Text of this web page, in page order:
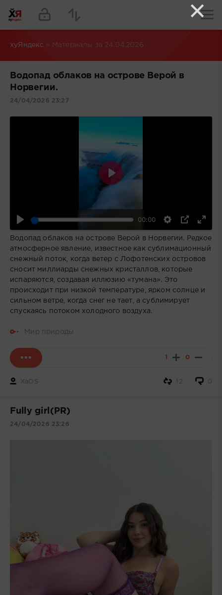
хуЯндекс » Материалы за 24.04.2026
Водопад облаков на острове Верой в
Норвегии.
24/04/2026 23:27
00:00
Воспроизвести
Водопад облаков на острове Верой в Норвегии. Редкое
атмосферное явление, известное как сублимационный
снежный поток, когда ветер с Лофотенских островов
сносит миллиарды снежных кристаллов, которые
испаряются, создавая иллюзию «тумана». Это
происходит при низкой температуре, ярком солнце и
сильном ветре, когда снег не тает, а сублимирует
спускаясь потоком холодного воздуха.
Мир природы
1 0
XaOS 0
12
Fully girl(PR)
24/04/2026 23:26
×